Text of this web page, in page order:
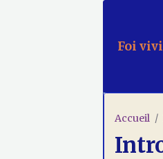
Foi
Accueil